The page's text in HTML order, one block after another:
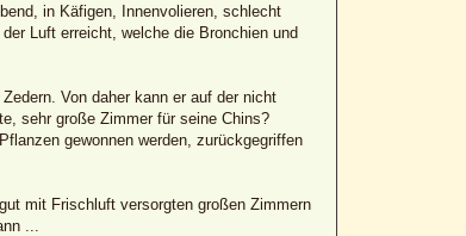
in Käfigen, Innenvolieren, schlecht
Luft erreicht, welche die Bronchien und
Von daher kann er auf der nicht
sehr große Zimmer für seine Chins?
gewonnen werden, zurückgegriffen
mit Frischluft versorgten großen Zimmern
...